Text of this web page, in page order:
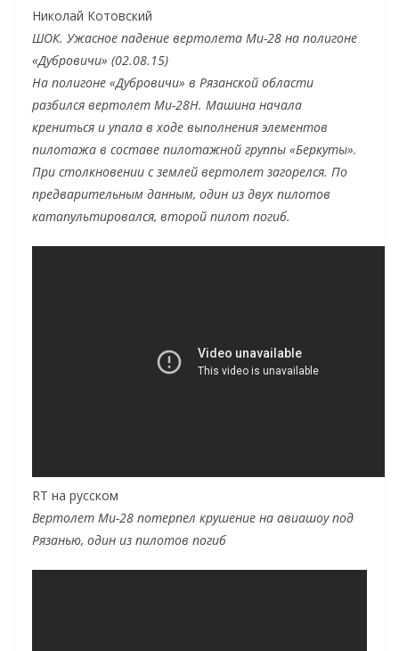
Николай Котовский
ШОК. Ужасное падение вертолета Ми-28 на полигоне
«Дубровичи» (02.08.15)
На полигоне «Дубровичи» в Рязанской области
разбился вертолет Ми-28Н. Машина начала
крениться и упала в ходе выполнения элементов
пилотажа в составе пилотажной группы «Беркуты».
При столкновении с землей вертолет загорелся. По
предварительным данным, один из двух пилотов
катапультировался, второй пилот погиб.
RT на русском
Вертолет Ми-28 потерпел крушение на авиашоу под
Рязанью, один из пилотов погиб